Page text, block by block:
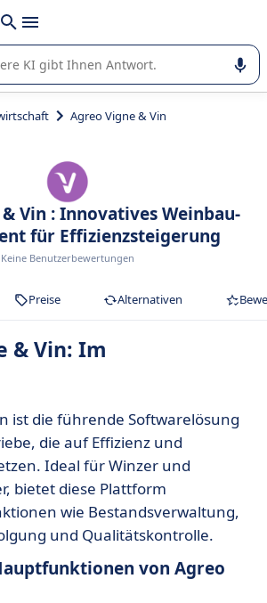
Zeilen mit
Sie bei der Nutzung oder Auswahl
Unternehmen.
Agreo Vigne & Vin
Vin : Innovatives Weinbau-
für Effizienzsteigerung
Keine Benutzerbewertungen
Preise Alternativen
& Vin: Im
ist die führende Softwarelösung
die auf Effizienz und
Ideal für Winzer und
bietet diese Plattform
wie Bestandsverwaltung,
und Qualitätskontrolle.
von Agreo